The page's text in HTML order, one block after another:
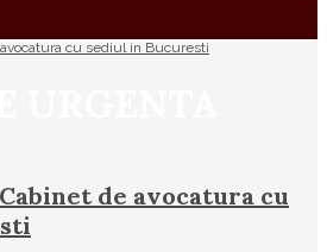
URGENTA
de avocatura cu